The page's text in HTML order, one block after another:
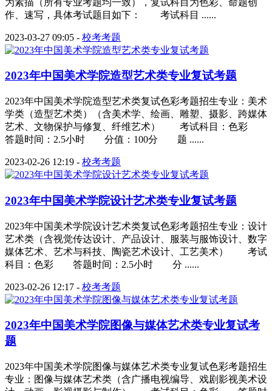
作、速写，具体考试题目如下： 考试科目 ......
2023-03-27 09:05 - 校考考题
2023年中国美术学院造型艺术类专业复试考题
2023年中国美术学院造型艺术类复试色彩考题招生专业：美术
学类（造型艺术类）（含美术学、绘画、雕塑、摄影、跨媒体
艺术、文物保护与修复、纤维艺术） 考试科目：色彩
答题时间：2.5小时 分值：100分 题 ......
2023-02-26 12:19 - 校考考题
2023年中国美术学院设计艺术类专业复试考题
2023年中国美术学院设计艺术类复试色彩考题招生专业：设计
艺术类（含视觉传达设计、产品设计、服装与服饰设计、数字
媒体艺术、艺术与科技、陶瓷艺术设计、工艺美术） 考试
科目：色彩 答题时间：2.5小时 分 ......
2023-02-26 12:17 - 校考考题
2023年中国美术学院图像与媒体艺术类专业复试考
题
2023年中国美术学院图像与媒体艺术类专业复试色彩考题招生
专业：图像与媒体艺术类（含广播电视编导、戏剧影视美术设